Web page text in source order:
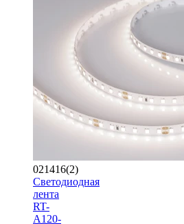
021416(2)
Светодиодная
лента
RT-
A120-